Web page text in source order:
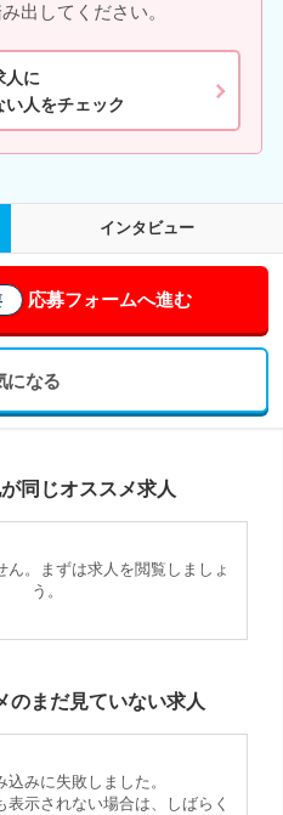
出してください。
人に
人をチェック
インタビュー
応募フォームへ進む
になる
同じオススメ求人
ん。まずは求人を閲覧しましょ
う。
のまだ見ていない求人
込みに失敗しました。
表示されない場合は、しばらく